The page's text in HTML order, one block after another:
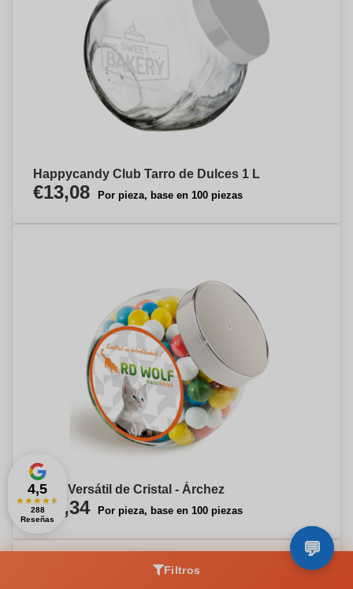
Happycandy Club Tarro de Dulces 1 L
€13,08 Por pieza, base en 100 piezas
Tarro Versátil de Cristal - Árchez
€14,34 Por pieza, base en 100 piezas
Filtros
4,5
★★★★★
288
Reseñas